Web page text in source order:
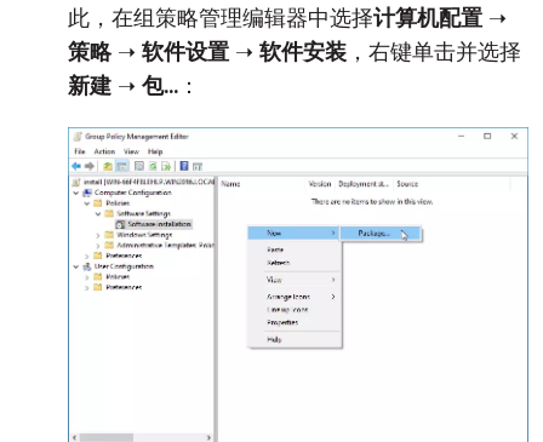
此，在组策略管理编辑器中选择计算机配置 ➝
策略 ➝ 软件设置 ➝ 软件安装 ，右键单击并选择
新建 ➝ 包... ：